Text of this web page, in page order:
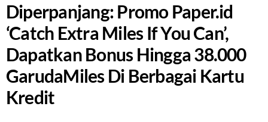
Diperpanjang: Promo Paper.id
‘Catch Extra Miles If You Can’,
Dapatkan Bonus Hingga 38.000
GarudaMiles Di Berbagai Kartu
Kredit